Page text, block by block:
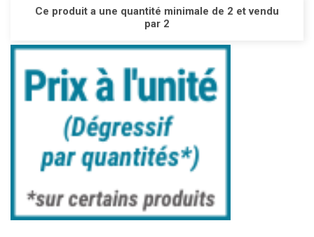
Ce produit a une quantité minimale de 2 et vendu
par 2